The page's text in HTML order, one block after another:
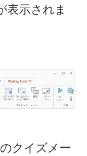
表示されま
クイズメー